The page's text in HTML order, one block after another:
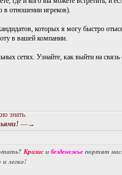
отношении игреков).
которых я могу быстро
в вашей компании.
сетях. Узнайте, как выйти на
знать.
—→
Кризис и безденежье портят
и легко!